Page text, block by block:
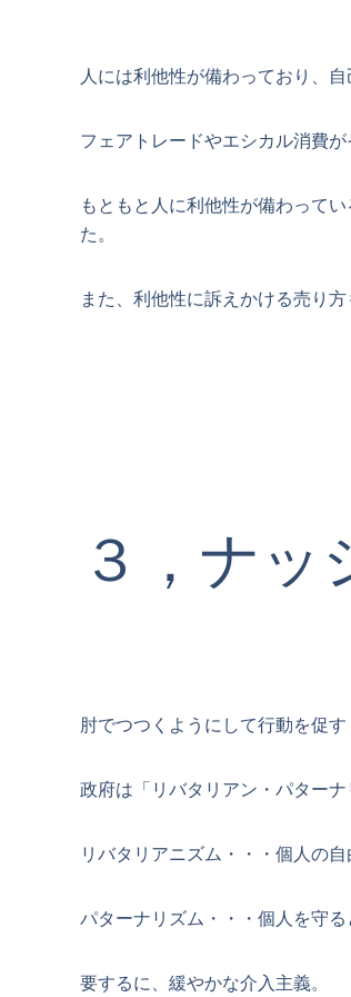
人には利他性が備わっており、自
フェアトレードやエシカル消費が
もともと人に利他性が備わって
た。
また、利他性に訴えかける売り方
３，ナッ
肘でつつくようにして行動を促す
政府は「リバタリアン・パター
リバタリアニズム・・・個人の
パターナリズム・・・個人を守
要するに、緩やかな介入主義。